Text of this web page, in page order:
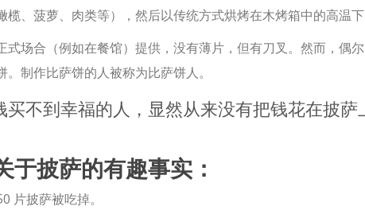
榄、菠萝、肉类等），然后以传统方式烘烤在木烤箱中的高温下
式场合（例如在餐馆）提供，没有薄片，但有刀叉。然而，偶
制作比萨饼的人被称为比萨饼人。
买不到幸福的人，显然从来没有把钱花在披
于披萨的有趣事实：
片披萨被吃掉。